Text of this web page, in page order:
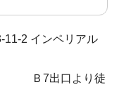
11-2 インペリアル
」 Ｂ7出口より徒